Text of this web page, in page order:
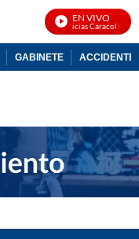
EN VIVO
Noticias Caracol En
GABINETE ACCIDENTE